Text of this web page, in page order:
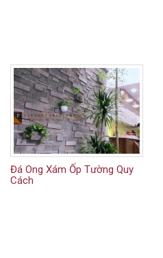
Đá Ong Xám Ốp Tường Quy
Cách